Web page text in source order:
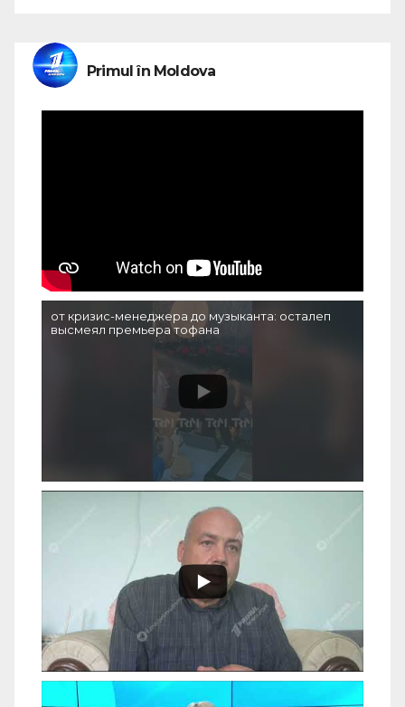
Primul în Moldova
от кризис-менеджера до музыканта: осталеп
высмеял премьера тофана